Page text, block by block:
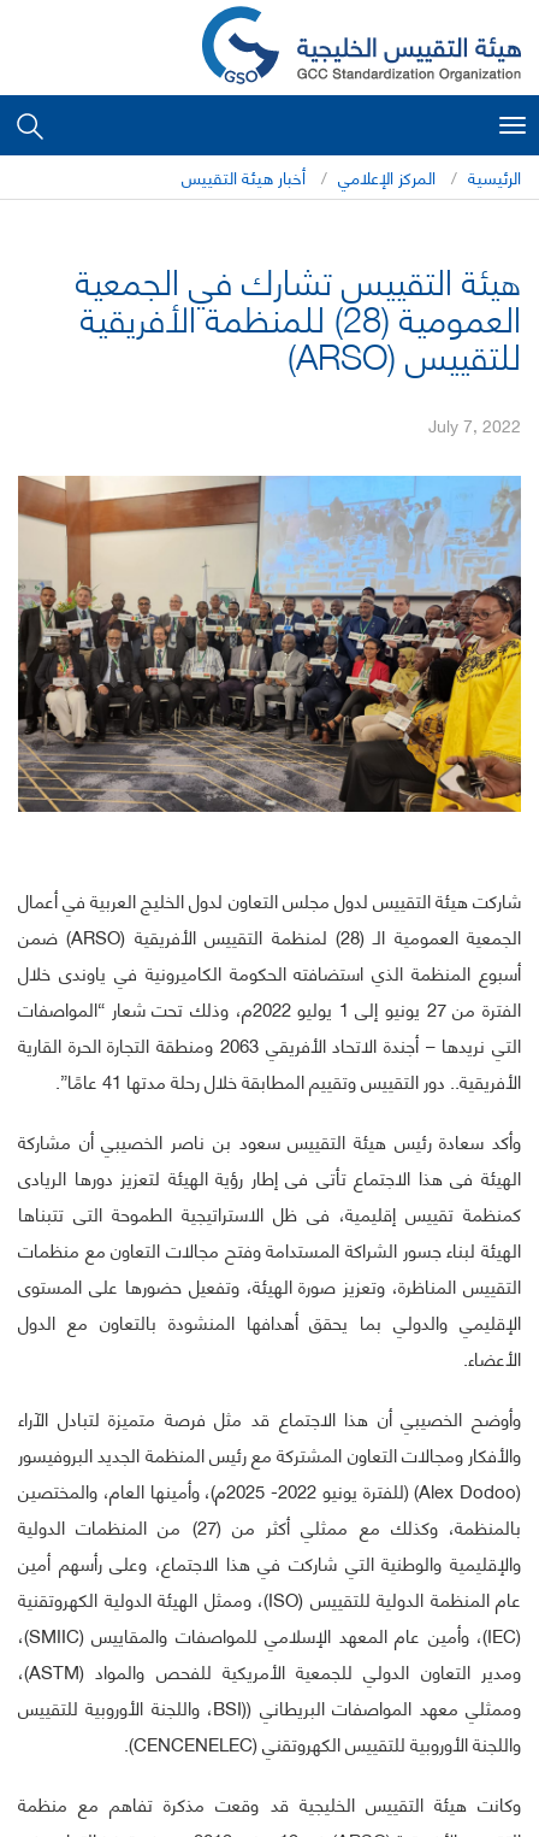
Toggle
navigation
الرئيسية المركز الإعلامي أخبار هيئة التقييس
هيئة التقييس تشارك في الجمعية
العمومية (28) للمنظمة الأفريقية
للتقييس (ARSO)
July 7, 2022
شاركت هيئة التقييس لدول مجلس التعاون لدول الخليج العربية في أعمال
الجمعية العمومية الـ (28) لمنظمة التقييس الأفريقية (ARSO) ضمن
أسبوع المنظمة الذي استضافته الحكومة الكاميرونية في ياوندى خلال
الفترة من 27 يونيو إلى 1 يوليو 2022م، وذلك تحت شعار “المواصفات
التي نريدها – أجندة الاتحاد الأفريقي 2063 ومنطقة التجارة الحرة القارية
الأفريقية.. دور التقييس وتقييم المطابقة خلال رحلة مدتها 41 عامًا”.
وأكد سعادة رئيس هيئة التقييس سعود بن ناصر الخصيبي أن مشاركة
الهيئة فى هذا الاجتماع تأتى فى إطار رؤية الهيئة لتعزيز دورها الريادى
كمنظمة تقييس إقليمية، فى ظل الاستراتيجية الطموحة التى تتبناها
الهيئة لبناء جسور الشراكة المستدامة وفتح مجالات التعاون مع منظمات
التقييس المناظرة، وتعزيز صورة الهيئة، وتفعيل حضورها على المستوى
الإقليمي والدولي بما يحقق أهدافها المنشودة بالتعاون مع الدول
الأعضاء.
وأوضح الخصيبي أن هذا الاجتماع قد مثل فرصة متميزة لتبادل الآراء
والأفكار ومجالات التعاون المشتركة مع رئيس المنظمة الجديد البروفيسور
(Alex Dodoo) (للفترة يونيو 2022- 2025م)، وأمينها العام، والمختصين
بالمنظمة، وكذلك مع ممثلي أكثر من (27) من المنظمات الدولية
والإقليمية والوطنية التي شاركت في هذا الاجتماع، وعلى رأسهم أمين
عام المنظمة الدولية للتقييس (ISO)، وممثل الهيئة الدولية الكهروتقنية
(IEC)، وأمين عام المعهد الإسلامي للمواصفات والمقاييس (SMIIC)،
ومدير التعاون الدولي للجمعية الأمريكية للفحص والمواد (ASTM)،
وممثلي معهد المواصفات البريطاني ((BSI، واللجنة الأوروبية للتقييس
واللجنة الأوروبية للتقييس الكهروتقني (CENCENELEC).
وكانت هيئة التقييس الخليجية قد وقعت مذكرة تفاهم مع منظمة